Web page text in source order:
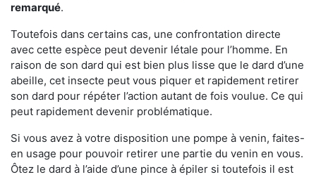
remarqué.
Toutefois dans certains cas, une confrontation directe
avec cette espèce peut devenir létale pour l’homme. En
raison de son dard qui est bien plus lisse que le dard d’une
abeille, cet insecte peut vous piquer et rapidement retirer
son dard pour répéter l’action autant de fois voulue. Ce qui
peut rapidement devenir problématique.
Si vous avez à votre disposition une pompe à venin, faites-
en usage pour pouvoir retirer une partie du venin en vous.
Ôtez le dard à l’aide d’une pince à épiler si toutefois il est